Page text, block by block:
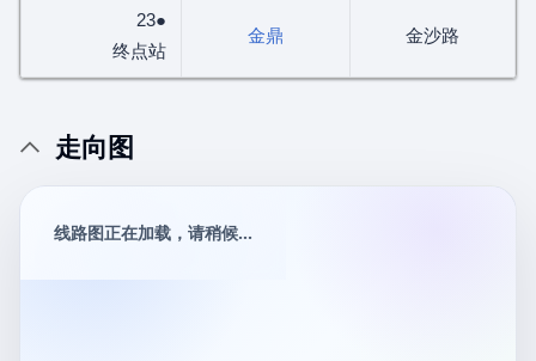
23●
终点站
金鼎 金沙路
走向图
线路图正在加载，请稍候...